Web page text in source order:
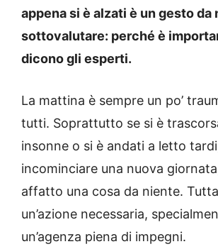
appena si è alzati è un gesto da
sottovalutare: perché è
dicono gli esperti.
La mattina è sempre un po’
tutti. Soprattutto se si è
insonne o si è andati a letto
incominciare una nuova
affatto una cosa da niente.
un’azione necessaria,
un’agenza piena di impegni.